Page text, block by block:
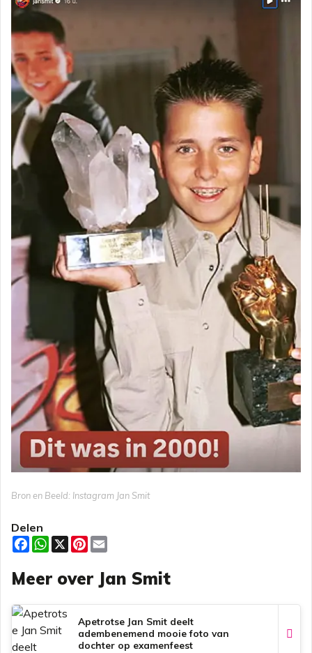
Bron en Beeld: Instagram Jan Smit
Delen
F
a
e
b
o
k
W
h
t
s
p
p
X
P
t
e
e
s
t
i
l
Meer over Jan Smit
Apetrotse Jan Smit deelt
adembenemend mooie foto van
dochter op examenfeest